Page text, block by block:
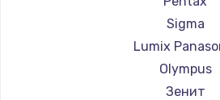
Sigma
Lumix
Olympus
Зенит